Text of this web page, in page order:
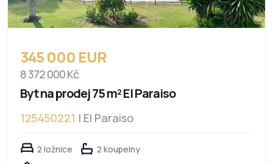
345 000 EUR
8 372 000 Kč
Byt na prodej 75 m² El Paraiso
125450221 | El Paraiso
2 ložnice
2 koupelny